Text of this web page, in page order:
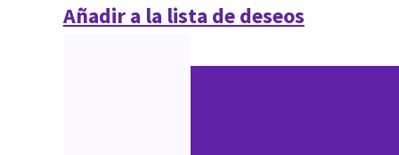
Añadir a la lista de deseos